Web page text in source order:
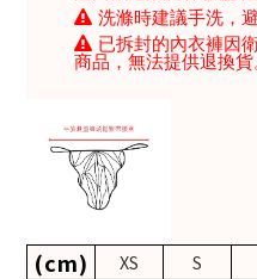
洗滌時建議手洗，
已拆封的內衣褲因
商品，無法提供退換貨
(cm) XS S